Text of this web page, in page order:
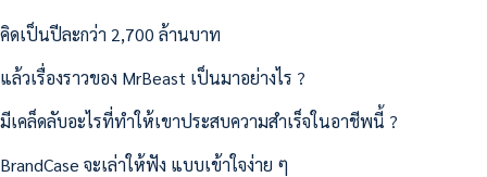
คิดเป็นปีละกว่า 2,700 ล้านบาท
แล้วเรื่องราวของ MrBeast เป็นมาอย่างไร ?
มีเคล็ดลับอะไรที่ทำให้เขาประสบความสำเร็จในอาชีพนี้ ?
BrandCase จะเล่าให้ฟัง แบบเข้าใจง่าย ๆ